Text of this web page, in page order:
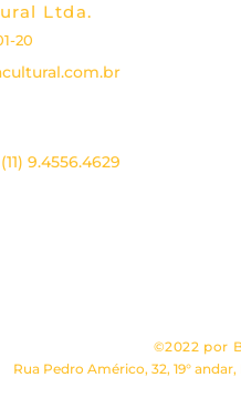
Ltda.
20
9.4556.4629
©2022 por
Rua Pedro Américo, 32, 19°